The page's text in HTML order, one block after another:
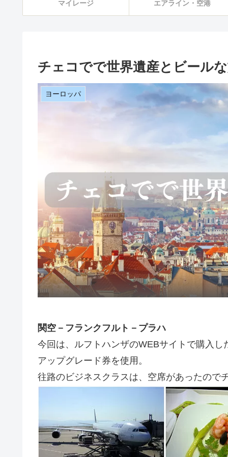
マイレージ エアライン・空港
チェコでで世界遺産とビール
ヨーロッパ
関空－フランクフルト－プラハ
今回は、ルフトハンザのWEBサイトで購入
アップグレード券を使用。
往路のビジネスクラスは、空席があったので